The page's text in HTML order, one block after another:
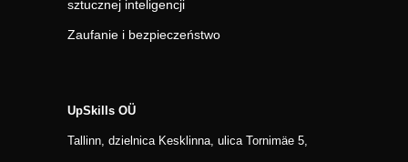
sztucznej inteligencji
Zaufanie i bezpieczeństwo
UpSkills OÜ
Tallinn, dzielnica Kesklinna, ulica Tornimäe 5,